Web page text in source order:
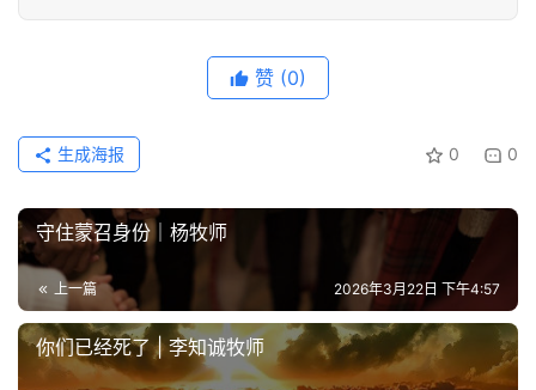
赞 (0)
0 0
生成海报
守住蒙召身份｜杨牧师
上一篇 2026年3月22日 下午4:57
你们已经死了 | 李知诚牧师